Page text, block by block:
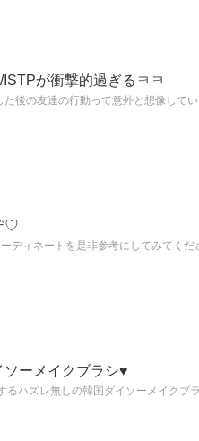
が衝撃的過ぎるㅋㅋ
後の友達の行動って意外と想像して
♡
ディネートを是非参考にしてみてくだ
ーメイクブラシ♥
るハズレ無しの韓国ダイソーメイクブ